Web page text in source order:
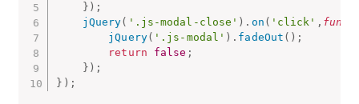
} ) ;
jQuery( '.js-modal-close' ) . on ( 'click' ,
jQuery( '.js-modal' ) . fadeOut ( ) ;
return
false ;
} ) ;
} ) ;